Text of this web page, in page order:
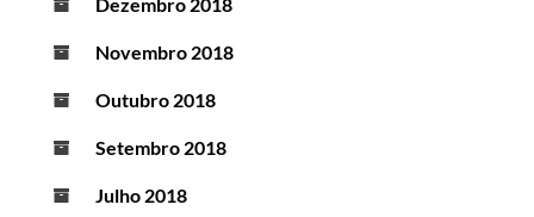
Novembro 2018
Outubro 2018
Setembro 2018
Julho 2018